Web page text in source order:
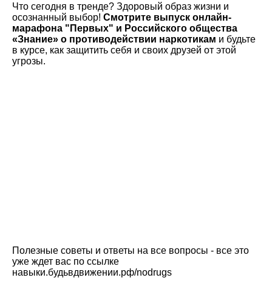
Что сегодня в тренде? Здоровый образ жизни и
осознанный выбор! Смотрите выпуск онлайн-
марафона "Первых" и Российского общества
«Знание» о противодействии наркотикам и будьте
в курсе, как защитить себя и своих друзей от этой
угрозы.
Полезные советы и ответы на все вопросы - все это
уже ждет вас по ссылке
навыки.будьвдвижении.рф/nodrugs